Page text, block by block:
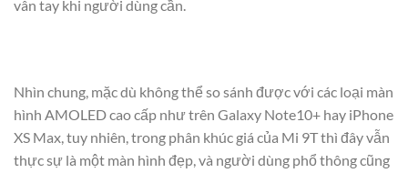
vân tay khi người dùng cần.
Nhìn chung, mặc dù không thể so sánh được với các loại màn
hình AMOLED cao cấp như trên Galaxy Note10+ hay iPhone
XS Max, tuy nhiên, trong phân khúc giá của Mi 9T thì đây vẫn
thực sự là một màn hình đẹp, và người dùng phổ thông cũng